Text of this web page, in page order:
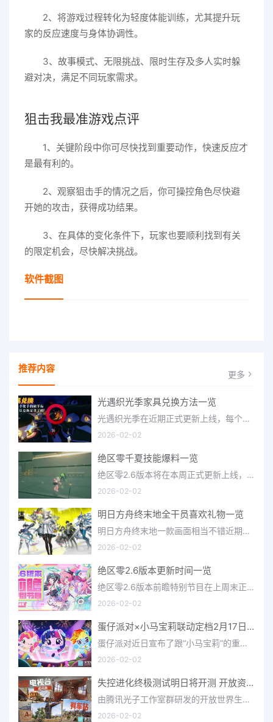
2、将游戏过程转化为轻度体能训练，尤其提升玩
家的反应速度与身体协调性。
3、故事模式、无限挑战、限时生存及多人实时躲
避对决，满足不同玩家需求。
狙击我最准游戏点评
1、关键阶段中你可尽快找到重要动作，快速反应才
是最有利的。
2、观察狙击手的情况之后，你可操控角色尽快避
开她的攻击，获得成功结果。
3、在具体的变化条件下，玩家也要顺利找到有关
的限定机会，尽快解决挑战。
软件截图
推荐内容 更多
光遇织光季家具兑换方法一览
光遇织光季在近期正式更新上线，每个季节都有着许多全新内容和资讯可以让你来体验，不少刚体验的小伙伴想要知道
2026-02-02
绝区零千夏技能爆料一览
绝区零2.6版本将在本周正式更新上线，上周的前瞻直播官方给玩家们带来关于最新版本的卡池信息和相关活动内容，
2026-02-02
明日方舟终末地全干员喜欢礼物一览
明日方舟终末地一款画面相当不错近期非常火爆的大型二次元冒险游戏，这里有相当多好看的干员可以让你来抽取并
2026-02-02
绝区零2.6版本更新时间一览
绝区零2.6版本前瞻特别节目在上周末正式播出，官方给玩家们带来了许多关于最新版本的相关资讯和上线时间，不少
2026-02-02
蛋仔派对×小马宝莉联动定档2月17日 联动外观将登场
蛋仔派对近日宣布了跟“小马宝莉”的重磅联动！并且时间定档在了2月17日，此次联动将会上新很多外观，各种小马宝
2026-02-02
失控进化终极测试明日将开测 开放资格预下载已开启
由腾讯光子工作室群研发的开放世界生存进化手游《失控进化》宣布，终极测试将于明日正式开启，目前测试资格预下
2026-02-02